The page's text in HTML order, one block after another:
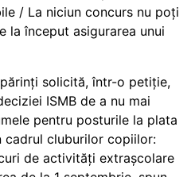
/ La niciun concurs nu poți
la început asigurarea unui
solicită, într-o petiție,
ISMB de a nu mai
pentru posturile la plata
cadrul cluburilor copiilor:
de activități extrașcolare